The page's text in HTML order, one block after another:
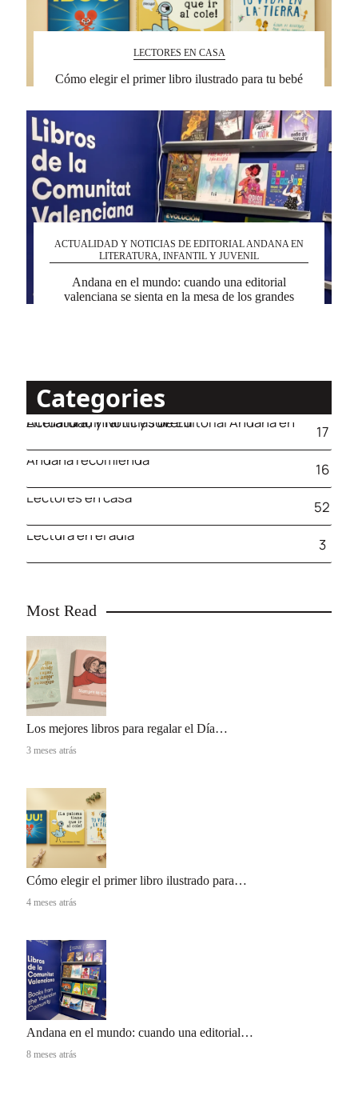
LECTORES EN CASA
Cómo elegir el primer libro ilustrado para tu bebé
ACTUALIDAD Y NOTICIAS DE EDITORIAL ANDANA EN
LITERATURA, INFANTIL Y JUVENIL
Andana en el mundo: cuando una editorial
valenciana se sienta en la mesa de los grandes
Categories
Actualidad y Noticias de Editorial Andana en Literatura, Infantil y Juvenil
17
Andana recomienda
16
Lectores en casa
52
Lectura en el aula
3
Most Read
Los mejores libros para regalar el Día…
3 meses atrás
Cómo elegir el primer libro ilustrado para…
4 meses atrás
Andana en el mundo: cuando una editorial…
8 meses atrás